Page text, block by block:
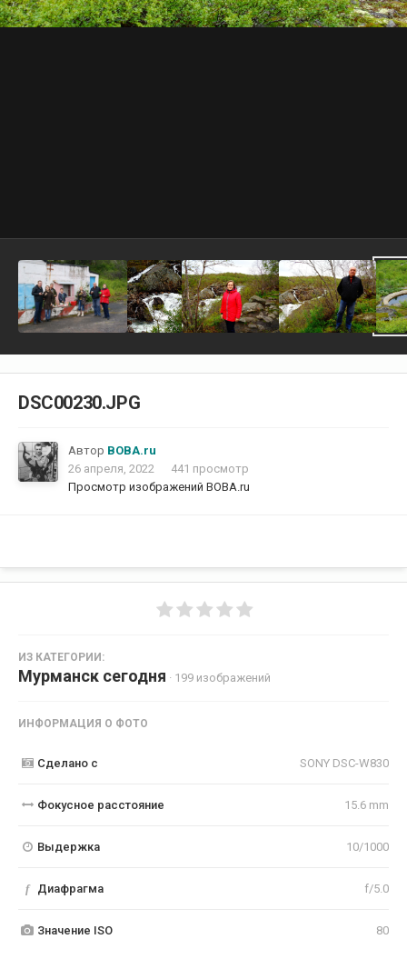
DSC00230.JPG
Автор ВОВА.ru
26 апреля, 2022
441 просмотр
Просмотр изображений ВОВА.ru
ИЗ КАТЕГОРИИ:
Мурманск сегодня · 199 изображений
ИНФОРМАЦИЯ О ФОТО
Сделано с SONY DSC-W830
Фокусное расстояние 15.6 mm
Выдержка 10/1000
f Диафрагма f/5.0
Значение ISO 80